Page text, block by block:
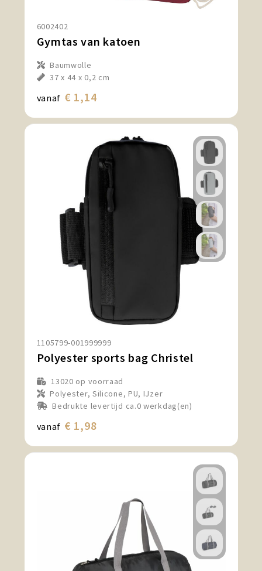
Sport, Spel en Speelgoed
Strand en Zomer
Technologie
Tassen
Textiel, Kleding en Caps
Wijngeschenken
6002402
Gymtas van katoen
Baumwolle
37 x 44 x 0,2 cm
vanaf € 1,14
1105799-001999999
Polyester sports bag Christel
13020 op voorraad
Polyester, Silicone, PU, IJzer
Bedrukte levertijd ca.0 werkdag(en)
vanaf € 1,98